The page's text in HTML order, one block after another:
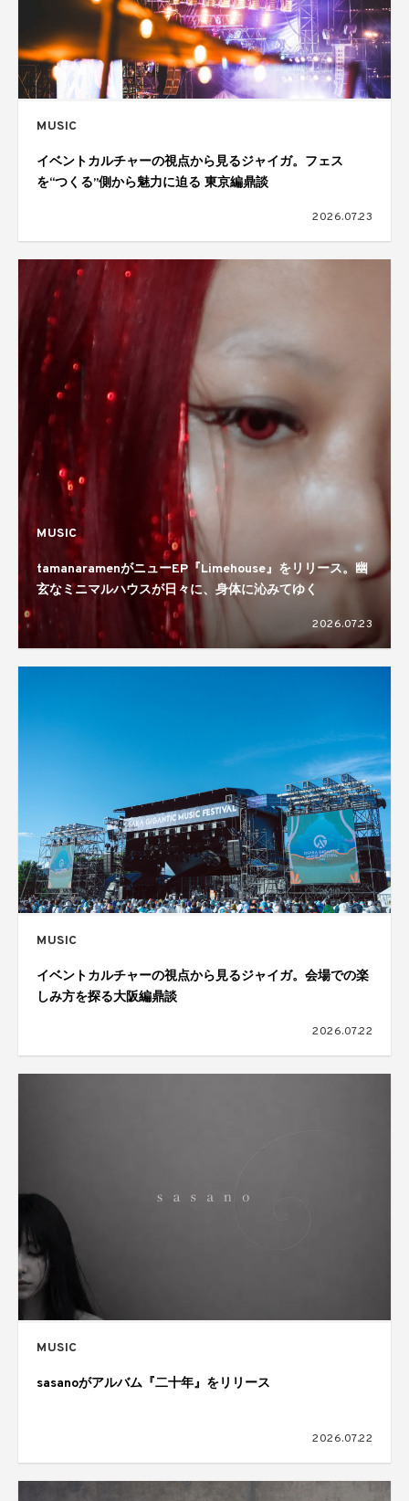
MUSIC
イベントカルチャーの視点から見るジャイガ。フェス
を“つくる”側から魅力に迫る 東京編鼎談
2026.07.23
MUSIC
tamanaramenがニューEP『Limehouse』をリリース。幽
玄なミニマルハウスが日々に、身体に沁みてゆく
2026.07.23
MUSIC
イベントカルチャーの視点から見るジャイガ。会場での楽
しみ方を探る大阪編鼎談
2026.07.22
MUSIC
sasanoがアルバム『二十年』をリリース
2026.07.22